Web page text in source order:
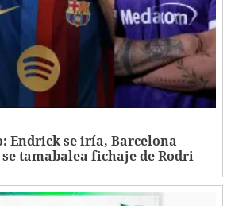
Endrick se iría, Barcelona
tamabalea fichaje de Rodri